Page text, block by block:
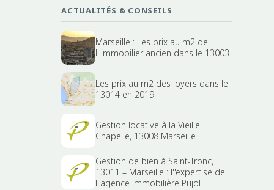
ACTUALITÉS & CONSEILS
Marseille : Les prix au m2 de
l''immobilier ancien dans le 13003
Les prix au m2 des loyers dans le
13014 en 2019
Gestion locative à la Vieille
Chapelle, 13008 Marseille
Gestion de bien à Saint-Tronc,
13011 – Marseille : l''expertise de
l''agence immobilière Pujol